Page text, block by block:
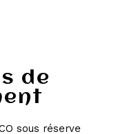
de
sous réserve